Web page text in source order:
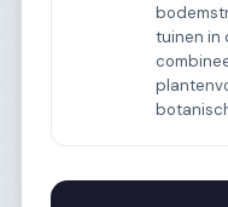
tuinen in